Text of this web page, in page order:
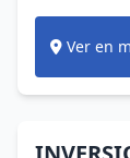
Ver en